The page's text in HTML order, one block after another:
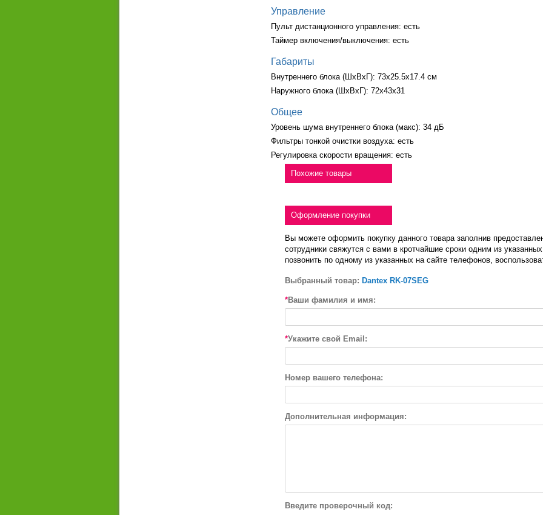
Управление
Пульт дистанционного управления: есть
Таймер включения/выключения: есть
Габариты
Внутреннего блока (ШxВxГ): 73x25.5x17.4 см
Наружного блока (ШxВxГ): 72x43x31
Общее
Уровень шума внутреннего блока (макс): 34 дБ
Фильтры тонкой очистки воздуха: есть
Регулировка скорости вращения: есть
Похожие товары
Оформление покупки
Вы можете оформить покупку данного товара заполнив
сотрудники свяжутся с вами в кротчайшие сроки одним из
позвонить по одному из указанных на сайте телефонов,
Выбранный товар: Dantex RK-07SEG
*Ваши фамилия и имя:
*Укажите свой Email:
Номер вашего телефона:
Дополнительная информация:
Введите проверочный код: